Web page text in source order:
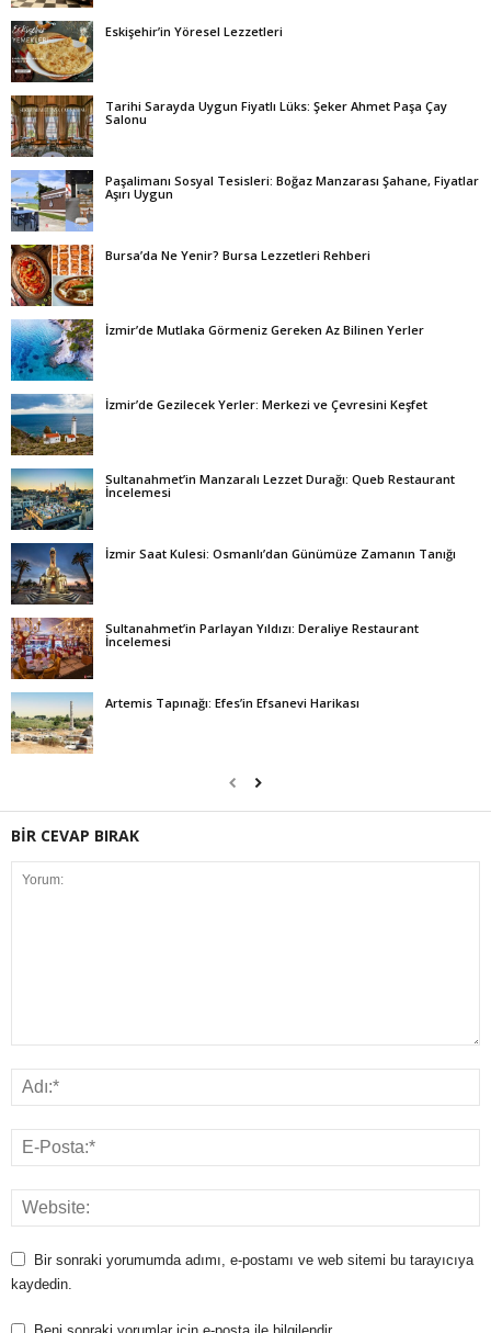
Eskişehir’in Yöresel Lezzetleri
Tarihi Sarayda Uygun Fiyatlı Lüks: Şeker Ahmet Paşa Çay
Salonu
Paşalimanı Sosyal Tesisleri: Boğaz Manzarası Şahane, Fiyatlar
Aşırı Uygun
Bursa’da Ne Yenir? Bursa Lezzetleri Rehberi
İzmir’de Mutlaka Görmeniz Gereken Az Bilinen Yerler
İzmir’de Gezilecek Yerler: Merkezi ve Çevresini Keşfet
Sultanahmet’in Manzaralı Lezzet Durağı: Queb Restaurant
İncelemesi
İzmir Saat Kulesi: Osmanlı’dan Günümüze Zamanın Tanığı
Sultanahmet’in Parlayan Yıldızı: Deraliye Restaurant
İncelemesi
Artemis Tapınağı: Efes’in Efsanevi Harikası
BİR CEVAP BIRAK
Bir sonraki yorumumda adımı, e-postamı ve web sitemi bu tarayıcıya
kaydedin.